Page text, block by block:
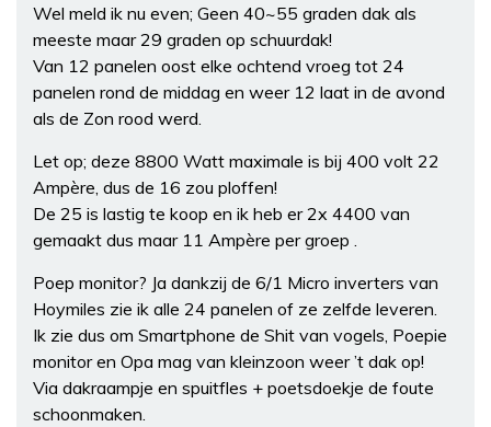
Wel meld ik nu even; Geen 40~55 graden dak als
meeste maar 29 graden op schuurdak!
Van 12 panelen oost elke ochtend vroeg tot 24
panelen rond de middag en weer 12 laat in de avond
als de Zon rood werd.
Let op; deze 8800 Watt maximale is bij 400 volt 22
Ampère, dus de 16 zou ploffen!
De 25 is lastig te koop en ik heb er 2x 4400 van
gemaakt dus maar 11 Ampère per groep .
Poep monitor? Ja dankzij de 6/1 Micro inverters van
Hoymiles zie ik alle 24 panelen of ze zelfde leveren.
Ik zie dus om Smartphone de Shit van vogels, Poepie
monitor en Opa mag van kleinzoon weer ’t dak op!
Via dakraampje en spuitfles + poetsdoekje de foute
schoonmaken.